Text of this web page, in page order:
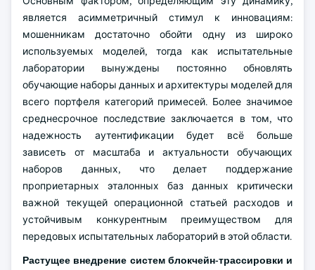
является асимметричный стимул к инновациям:
мошенникам достаточно обойти одну из широко
используемых моделей, тогда как испытательные
лаборатории вынуждены постоянно обновлять
обучающие наборы данных и архитектуры моделей для
всего портфеля категорий примесей. Более значимое
среднесрочное последствие заключается в том, что
надежность аутентификации будет всё больше
зависеть от масштаба и актуальности обучающих
наборов данных, что делает поддержание
проприетарных эталонных баз данных критически
важной текущей операционной статьей расходов и
устойчивым конкурентным преимуществом для
передовых испытательных лабораторий в этой области.
Растущее внедрение систем блокчейн-трассировки и